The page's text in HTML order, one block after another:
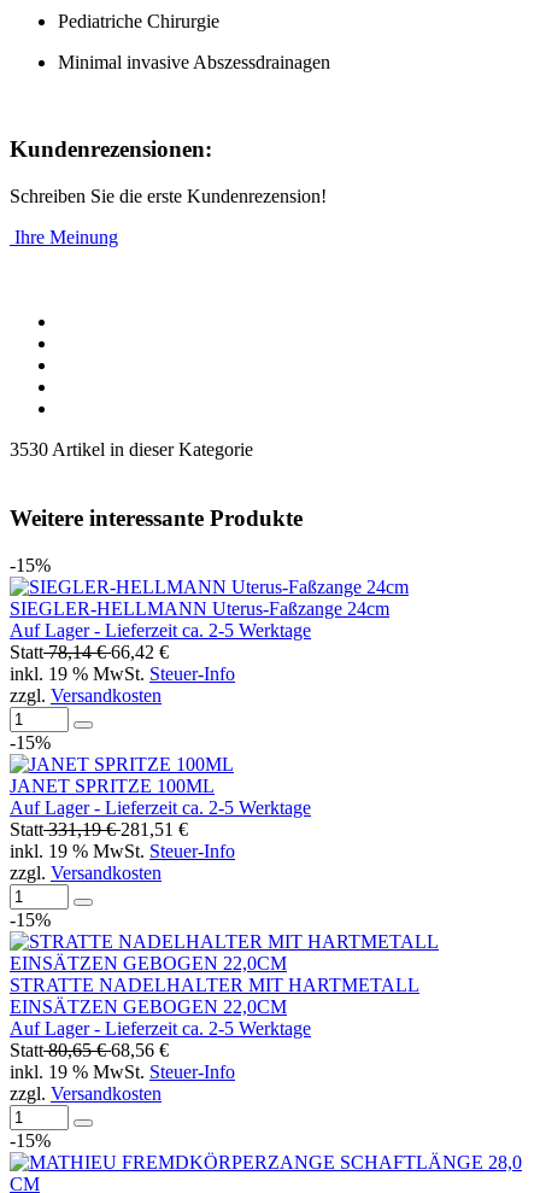
Pediatriche Chirurgie
Minimal invasive Abszessdrainagen
Kundenrezensionen:
Schreiben Sie die erste Kundenrezension!
Ihre Meinung
3530 Artikel in dieser Kategorie
Weitere interessante Produkte
-15%
SIEGLER-HELLMANN Uterus-Faßzange 24cm
Auf Lager - Lieferzeit ca. 2-5 Werktage
Statt78,14 €66,42 €
inkl. 19 % MwSt. Steuer-Info
zzgl. Versandkosten
-15%
JANET SPRITZE 100ML
Auf Lager - Lieferzeit ca. 2-5 Werktage
Statt331,19 €281,51 €
inkl. 19 % MwSt. Steuer-Info
zzgl. Versandkosten
-15%
STRATTE NADELHALTER MIT HARTMETALL
EINSÄTZEN GEBOGEN 22,0CM
Auf Lager - Lieferzeit ca. 2-5 Werktage
Statt80,65 €68,56 €
inkl. 19 % MwSt. Steuer-Info
zzgl. Versandkosten
-15%